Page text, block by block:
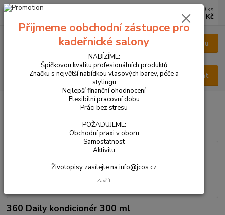
Menu
Hledat
0 ks
0 Kč
VŠECHNY PRODUKTY 360 Daily kondicionér 300 ml
360 Daily kondicionér 300 ml
360 Daily kondicionér 300 ml
Přijmeme oobchodní zástupce pro
kadeřnické salony
NABÍZÍME:
Špičkovou kvalitu profesionálních produktů
Značku s největší nabídkou vlasových barev, péče a
stylingu
Nejlepší finanční ohodnocení
Flexibilní pracovní dobu
Práci bez stresu
POŽADUJEME:
Obchodní praxi v oboru
Samostatnost
Aktivitu
Životopisy zasílejte na info@jcos.cz
Zavřít